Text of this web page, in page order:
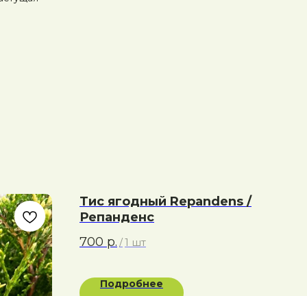
Тис ягодный Repandens /
Репанденс
700 р. /1 шт
Подробнее